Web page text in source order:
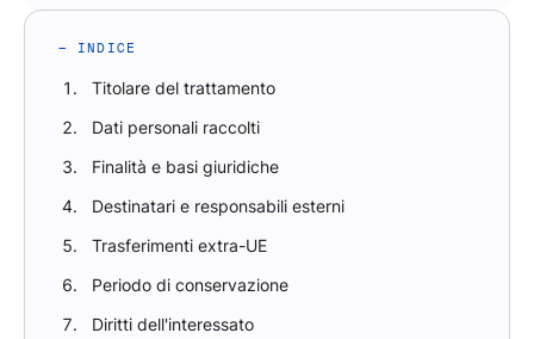
— INDICE
Titolare del trattamento
Dati personali raccolti
Finalità e basi giuridiche
Destinatari e responsabili esterni
Trasferimenti extra-UE
Periodo di conservazione
Diritti dell'interessato